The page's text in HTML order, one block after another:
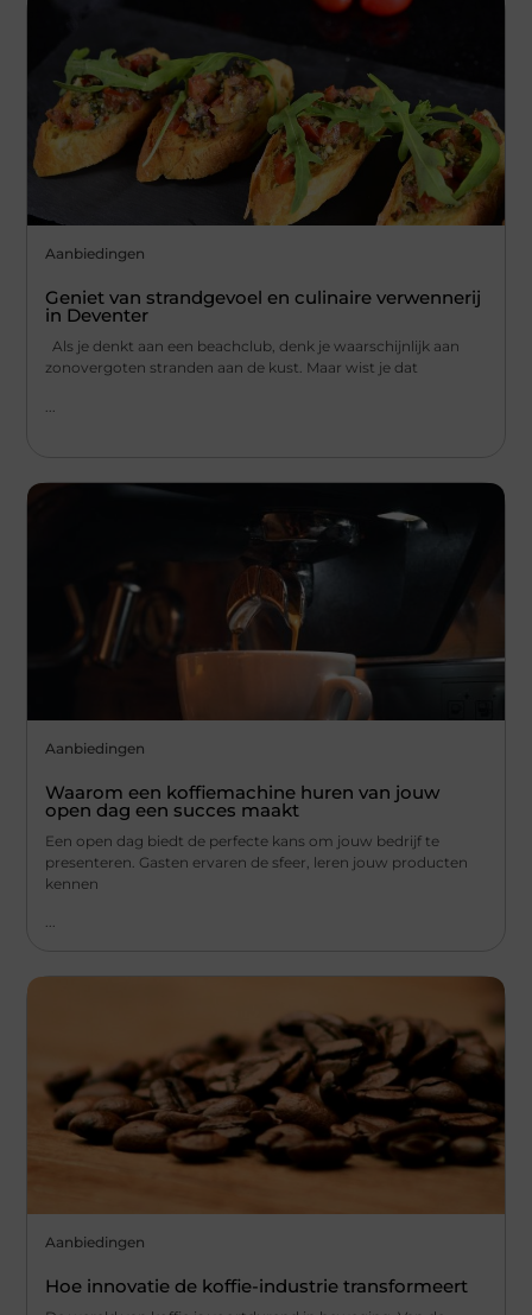
Aanbiedingen
Geniet van strandgevoel en culinaire verwennerij
in Deventer
Als je denkt aan een beachclub, denk je waarschijnlijk aan
zonovergoten stranden aan de kust. Maar wist je dat
Aanbiedingen
Waarom een koffiemachine huren van jouw
open dag een succes maakt
Een open dag biedt de perfecte kans om jouw bedrijf te
presenteren. Gasten ervaren de sfeer, leren jouw producten
kennen
Aanbiedingen
Hoe innovatie de koffie-industrie transformeert